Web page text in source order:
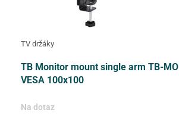
TV držáky
TB Monitor mount single arm TB-
VESA 100x100
Na dotaz